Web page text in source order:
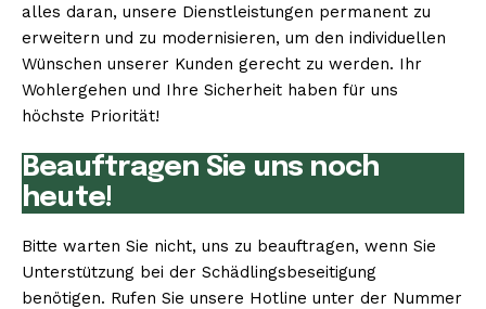
alles daran, unsere Dienstleistungen permanent zu
erweitern und zu modernisieren, um den individuellen
Wünschen unserer Kunden gerecht zu werden. Ihr
Wohlergehen und Ihre Sicherheit haben für uns
höchste Priorität!
Beauftragen Sie uns noch
heute!
Bitte warten Sie nicht, uns zu beauftragen, wenn Sie
Unterstützung bei der Schädlingsbeseitigung
benötigen. Rufen Sie unsere Hotline unter der Nummer